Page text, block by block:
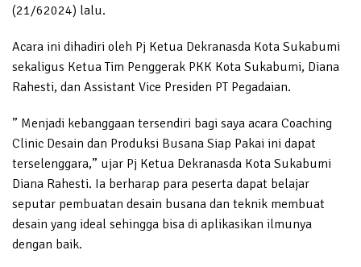
(21/62024) lalu.
Acara ini dihadiri oleh Pj Ketua Dekranasda Kota Sukabumi
sekaligus Ketua Tim Penggerak PKK Kota Sukabumi, Diana
Rahesti, dan Assistant Vice Presiden PT Pegadaian.
” Menjadi kebanggaan tersendiri bagi saya acara Coaching
Clinic Desain dan Produksi Busana Siap Pakai ini dapat
terselenggara,” ujar Pj Ketua Dekranasda Kota Sukabumi
Diana Rahesti. Ia berharap para peserta dapat belajar
seputar pembuatan desain busana dan teknik membuat
desain yang ideal sehingga bisa di aplikasikan ilmunya
dengan baik.